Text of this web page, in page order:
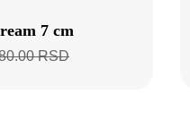
7 cm
RSD